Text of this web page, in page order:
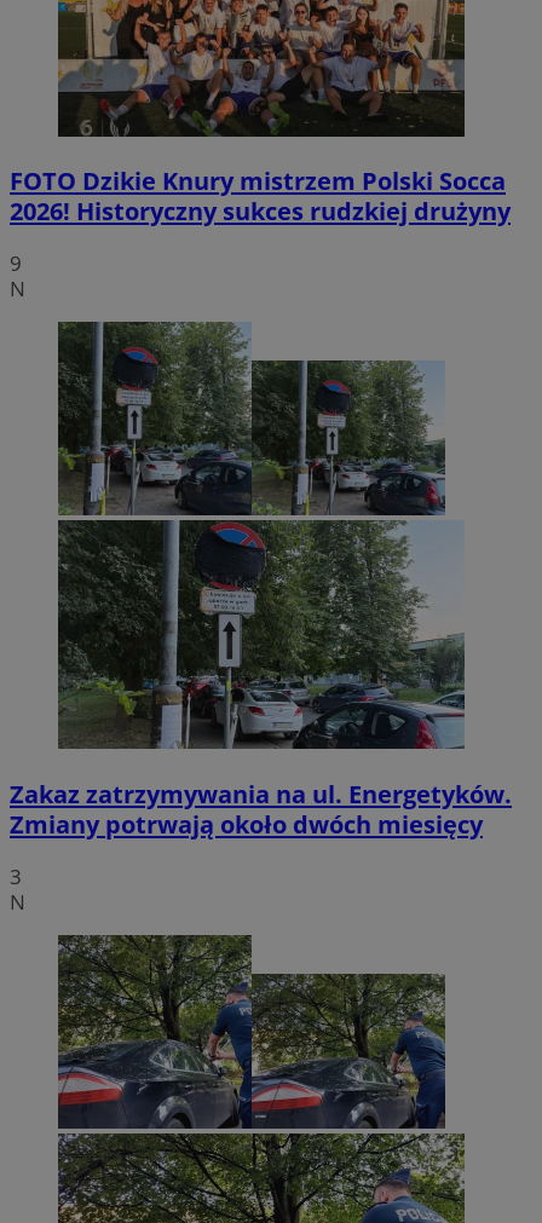
FOTO Dzikie Knury mistrzem Polski Socca
2026! Historyczny sukces rudzkiej drużyny
9
N
Zakaz zatrzymywania na ul. Energetyków.
Zmiany potrwają około dwóch miesięcy
3
N